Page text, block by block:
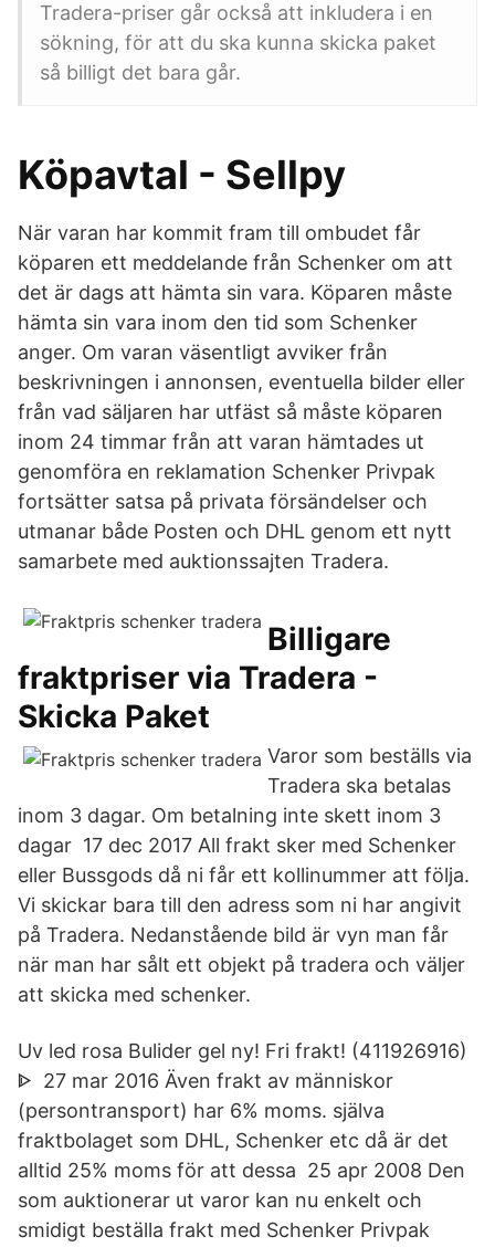
Tradera-priser går också att inkludera i en
sökning, för att du ska kunna skicka paket
så billigt det bara går.
Köpavtal - Sellpy
När varan har kommit fram till ombudet får
köparen ett meddelande från Schenker om att
det är dags att hämta sin vara. Köparen måste
hämta sin vara inom den tid som Schenker
anger. Om varan väsentligt avviker från
beskrivningen i annonsen, eventuella bilder eller
från vad säljaren har utfäst så måste köparen
inom 24 timmar från att varan hämtades ut
genomföra en reklamation Schenker Privpak
fortsätter satsa på privata försändelser och
utmanar både Posten och DHL genom ett nytt
samarbete med auktionssajten Tradera.
Billigare
fraktpriser via Tradera -
Skicka Paket
Varor som beställs via
Tradera ska betalas
inom 3 dagar. Om betalning inte skett inom 3
dagar 17 dec 2017 All frakt sker med Schenker
eller Bussgods då ni får ett kollinummer att följa.
Vi skickar bara till den adress som ni har angivit
på Tradera. Nedanstående bild är vyn man får
när man har sålt ett objekt på tradera och väljer
att skicka med schenker.
Uv led rosa Bulider gel ny! Fri frakt! (411926916)
ᐈ 27 mar 2016 Även frakt av människor
(persontransport) har 6% moms. själva
fraktbolaget som DHL, Schenker etc då är det
alltid 25% moms för att dessa 25 apr 2008 Den
som auktionerar ut varor kan nu enkelt och
smidigt beställa frakt med Schenker Privpak